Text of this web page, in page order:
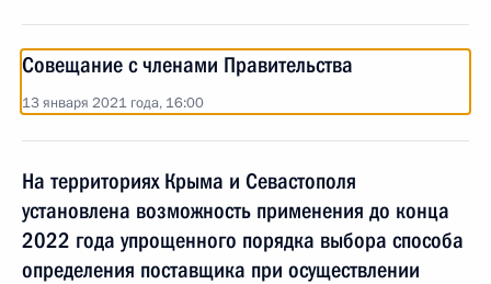
Совещание с членами Правительства
13 января 2021 года, 16:00
На территориях Крыма и Севастополя
установлена возможность применения до конца
2022 года упрощенного порядка выбора способа
определения поставщика при осуществлении